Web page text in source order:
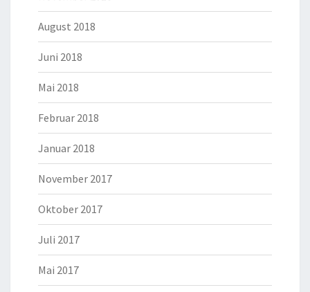
August 2018
Juni 2018
Mai 2018
Februar 2018
Januar 2018
November 2017
Oktober 2017
Juli 2017
Mai 2017